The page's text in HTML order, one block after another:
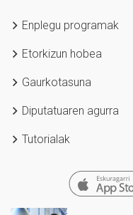
Enplegu programak
Etorkizun hobea
Gaurkotasuna
Diputatuaren agurra
Tutorialak